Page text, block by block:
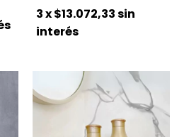
3x$13.072,33sin
interés